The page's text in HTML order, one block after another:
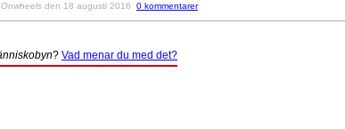
Onwheels den 18 augusti 2016 0 kommentarer
? Vad menar du med det?